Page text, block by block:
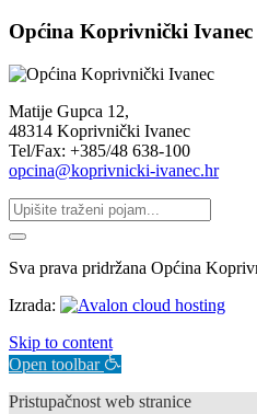
Općina Koprivnički Ivanec
Matije Gupca 12,
48314 Koprivnički Ivanec
Tel/Fax: +385/48 638-100
opcina@koprivnicki-ivanec.hr
Sva prava pridržana Općina
Izrada:
Skip to content
Open toolbar
Pristupačnost web stranice